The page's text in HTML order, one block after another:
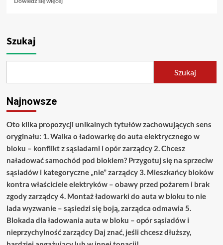
do
Szukaj
Szukaj
Najnowsze
Oto kilka propozycji unikalnych tytułów zachowujących sens
oryginału: 1. Walka o ładowarkę do auta elektrycznego w
bloku – konflikt z sąsiadami i opór zarządcy 2. Chcesz
naładować samochód pod blokiem? Przygotuj się na sprzeciw
sąsiadów i kategoryczne „nie” zarządcy 3. Mieszkańcy bloków
kontra właściciele elektryków – obawy przed pożarem i brak
zgody zarządcy 4. Montaż ładowarki do auta w bloku to nie
lada wyzwanie – sąsiedzi się boją, zarządca odmawia 5.
Blokada dla ładowania auta w bloku – opór sąsiadów i
nieprzychylność zarządcy Daj znać, jeśli chcesz dłuższy,